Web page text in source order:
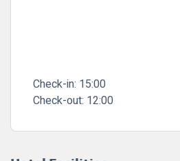
Check-in: 15:00
Check-out: 12:00